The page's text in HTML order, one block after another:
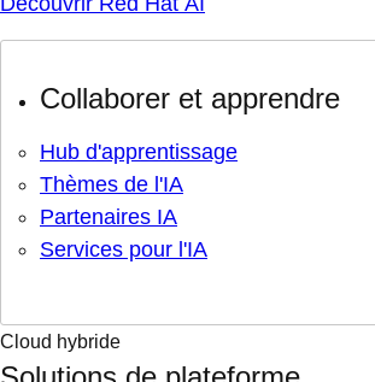
Collaborer et apprendre
Hub d'apprentissage
Thèmes de l'IA
Partenaires IA
Services pour l'IA
Cloud hybride